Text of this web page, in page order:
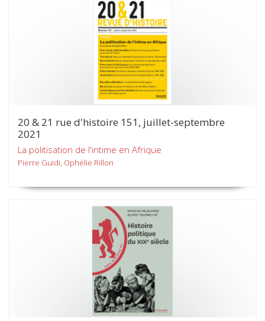
20 & 21 rue d'histoire 151, juillet-septembre
2021
La politisation de l'intime en Afrique
Pierre Guidi, Ophélie Rillon